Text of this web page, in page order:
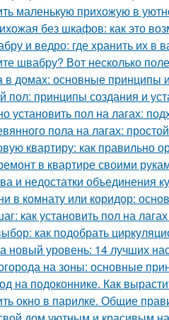
маленькую прихожую в
без шкафов: как это
и ведро: где хранить их в
швабру? Вот несколько
в домах: основные принципы
пол: принципы создания и
установить пол на лагах:
пола на лагах:
квартиру: как правильно
в квартире своими
и недостатки объединения
в комнату или коридор:
как установить пол на
как подобрать
новый уровень: 14 лучших
на зоны: основные
на подоконнике. Как
окно в парилке. Общие